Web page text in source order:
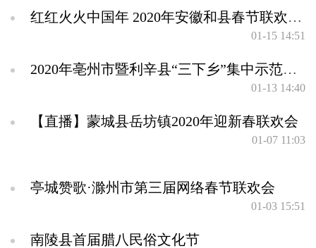
红红火火中国年 2020年安徽和县春节联欢晚会
01-15 14:51
2020年亳州市暨利辛县“三下乡”集中示范活动
01-13 14:40
【直播】蒙城县岳坊镇2020年迎新春联欢会
01-07 11:03
亭城赞歌·滁州市第三届网络春节联欢会
01-03 15:51
南陵县首届腊八民俗文化节